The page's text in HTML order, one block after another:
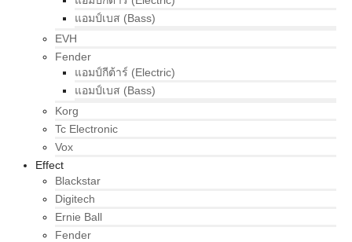
แอมป์เบส (Bass)
EVH
Fender
แอมป์กีต้าร์ (Electric)
แอมป์เบส (Bass)
Korg
Tc Electronic
Vox
Effect
Blackstar
Digitech
Ernie Ball
Fender